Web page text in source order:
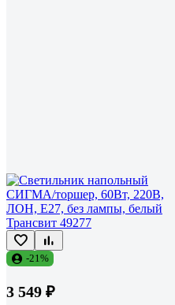
-21%
3 549 ₽